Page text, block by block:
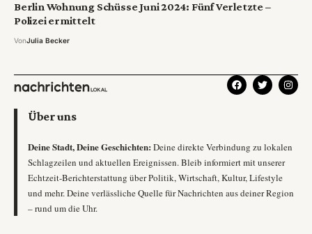
Berlin Wohnung Schüsse Juni 2024: Fünf Verletzte –
Polizei ermittelt
VonJulia Becker
Über uns
Deine Stadt, Deine Geschichten: Deine direkte Verbindung zu lokalen
Schlagzeilen und aktuellen Ereignissen. Bleib informiert mit unserer
Echtzeit-Berichterstattung über Politik, Wirtschaft, Kultur, Lifestyle
und mehr. Deine verlässliche Quelle für Nachrichten aus deiner Region
– rund um die Uhr.